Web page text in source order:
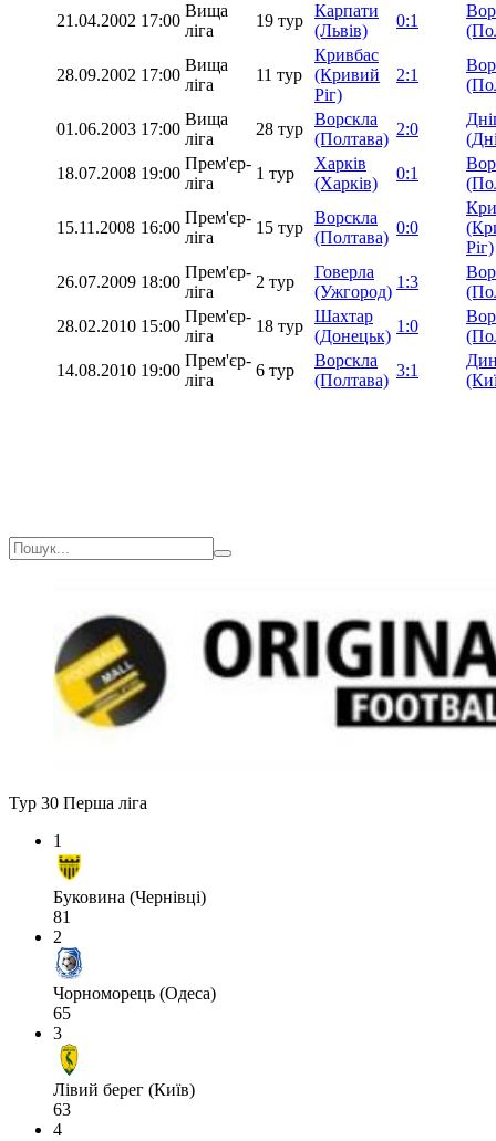
21.04.2002 17:00
Вища
ліга
19 тур
Карпати
(Львів)
0:1
28.09.2002 17:00
Вища
ліга
11 тур
Кривбас
(Кривий
Ріг)
2:1
01.06.2003 17:00
Вища
ліга
28 тур
Ворскла
(Полтава)
2:0
18.07.2008 19:00
Прем'єр-
ліга
1 тур
Харків
(Харків)
0:1
15.11.2008 16:00
Прем'єр-
ліга
15 тур
Ворскла
(Полтава)
0:0
Ріг)
26.07.2009 18:00
Прем'єр-
ліга
2 тур
Говерла
(Ужгород)
1:3
28.02.2010 15:00
Прем'єр-
ліга
18 тур
Шахтар
(Донецьк)
1:0
14.08.2010 19:00
Прем'єр-
ліга
6 тур
Ворскла
(Полтава)
3:1
Тур 30 Перша ліга
1
Буковина (Чернівці)
81
2
Чорноморець (Одеса)
65
3
Лівий берег (Київ)
63
4